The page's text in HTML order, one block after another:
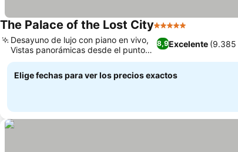
The Palace of the Lost City5 Estrellas
8,9Excelente (9.385
Desayuno de lujo con piano en vivo,
Vistas panorámicas desde el punto
más alto
Elige fechas para ver los precios exactos